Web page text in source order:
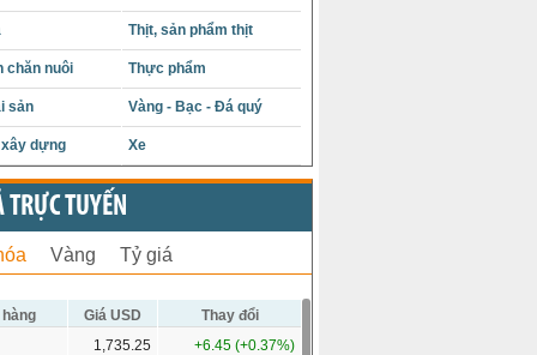
Thịt, sản phẩm thịt
chăn nuôi Thực phẩm
sản Vàng - Bạc - Đá quý
dựng Xe
TRỰC TUYẾN
Vàng Tỷ giá
Giá USD
Thay đổi
1,735.25 +6.45 (+0.37%)